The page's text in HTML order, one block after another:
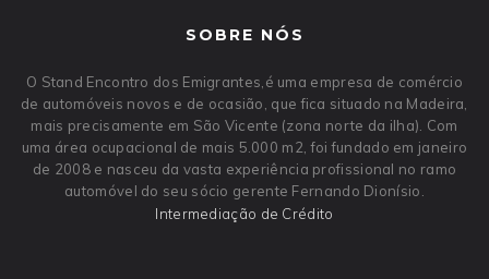
SOBRE NÓS
O Stand Encontro dos Emigrantes,é uma empresa de comércio
de automóveis novos e de ocasião, que fica situado na Madeira,
mais precisamente em São Vicente (zona norte da ilha). Com
uma área ocupacional de mais 5.000 m2, foi fundado em janeiro
de 2008 e nasceu da vasta experiência profissional no ramo
automóvel do seu sócio gerente Fernando Dionísio.
Intermediação de Crédito